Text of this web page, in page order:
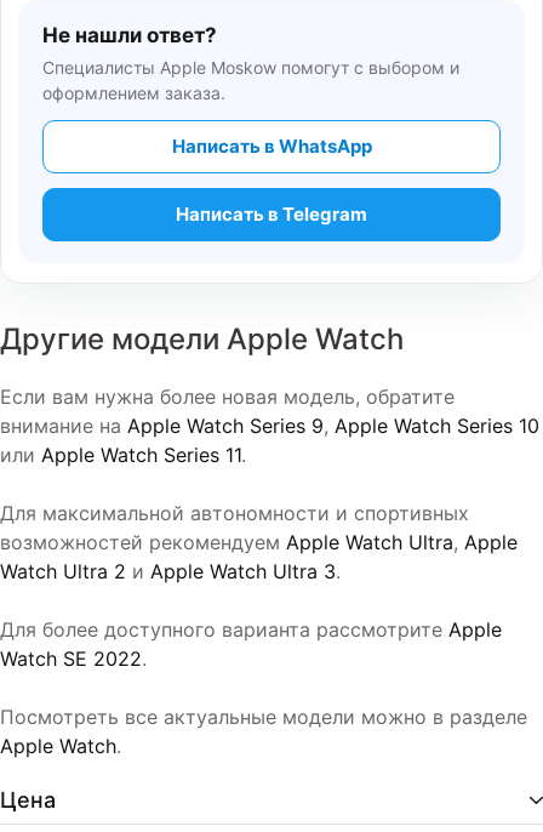
Не нашли ответ?
Специалисты Apple Moskow помогут с выбором и
оформлением заказа.
Написать в WhatsApp
Написать в Telegram
Другие модели Apple Watch
Если вам нужна более новая модель, обратите
внимание на Apple Watch Series 9, Apple Watch Series 10
или Apple Watch Series 11.
Для максимальной автономности и спортивных
возможностей рекомендуем Apple Watch Ultra, Apple
Watch Ultra 2 и Apple Watch Ultra 3.
Для более доступного варианта рассмотрите Apple
Watch SE 2022.
Посмотреть все актуальные модели можно в разделе
Apple Watch.
Цена